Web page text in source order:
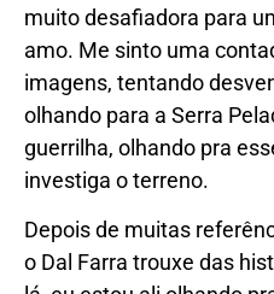
muito desafiadora para
amo. Me sinto uma
imagens, tentando
olhando para a Serra
guerrilha, olhando pra
investiga o terreno.
Depois de muitas
o Dal Farra trouxe das